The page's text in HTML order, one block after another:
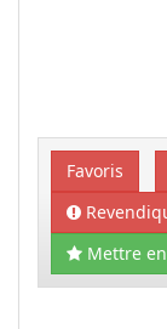
Favoris
Mettre